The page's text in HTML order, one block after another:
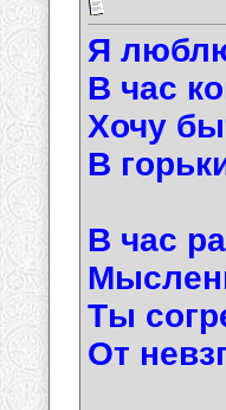
Я
В час
Хочу
В
В час
Ты
От